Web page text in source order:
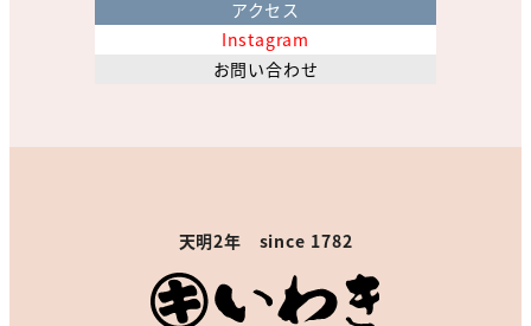
アクセス
Instagram
お問い合わせ
天明2年 since 1782